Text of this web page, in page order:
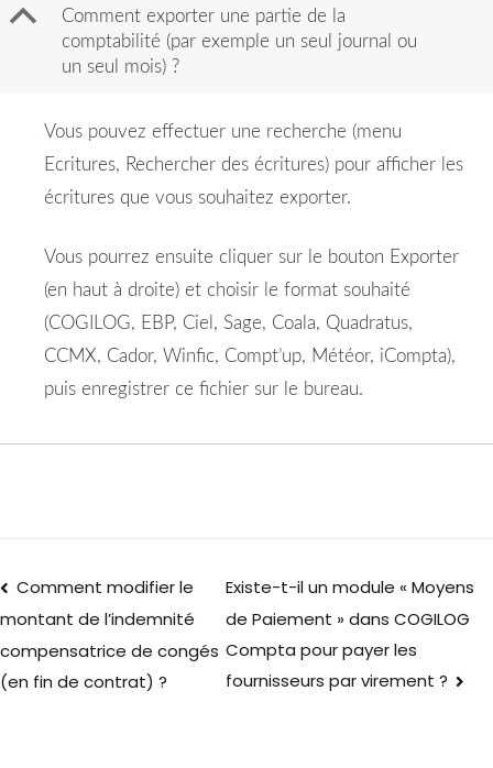
B
Comment exporter une partie de la
comptabilité (par exemple un seul journal ou
un seul mois) ?
Vous pouvez effectuer une recherche (menu
Ecritures, Rechercher des écritures) pour afficher les
écritures que vous souhaitez exporter.
Vous pourrez ensuite cliquer sur le bouton Exporter
(en haut à droite) et choisir le format souhaité
(COGILOG, EBP, Ciel, Sage, Coala, Quadratus,
CCMX, Cador, Winfic, Compt’up, Météor, iCompta),
puis enregistrer ce fichier sur le bureau.
Comment modifier le
montant de l’indemnité
compensatrice de congés
(en fin de contrat) ?
Existe-t-il un module « Moyens
de Paiement » dans COGILOG
Compta pour payer les
fournisseurs par virement ?